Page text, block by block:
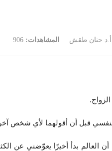
أ.د حنان طقش المشاهدات:906
لنفسي قبل أن أقولهما لأي شخص
بدأ أخيرًا يعوّضني عن